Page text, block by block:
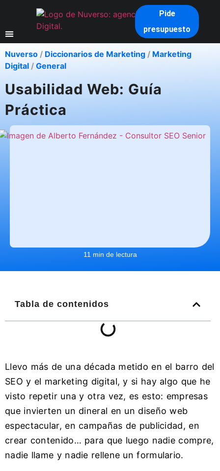
Pide
presupuesto
Nuverso / Diccionarios de Marketing / Marketing
Digital / General
Usabilidad Web: Guía
Práctica
11 min de lectura
Tabla de contenidos
Llevo más de una década metido en el barro del
SEO y el marketing digital, y si hay algo que he
visto repetir una y otra vez, es esto: empresas
que invierten un dineral en un diseño web
espectacular, en campañas de publicidad, en
crear contenido… para que luego nadie compre,
nadie llame y nadie rellene un formulario.